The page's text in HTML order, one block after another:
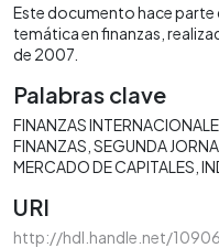
Este documento hace parte
temática en finanzas,
de 2007.
Palabras clave
FINANZAS
FINANZAS SEGUNDA
MERCADO DE CAPITALES
URI
http://hdl.handle.net/